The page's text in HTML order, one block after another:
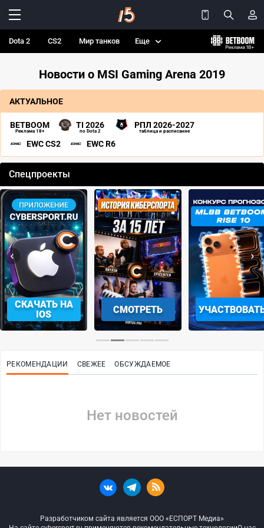
Dota 2 CS2 Мир танков Еще
Новости о MSI Gaming Arena 2019
АКТУАЛЬНОЕ
BETBOOM
Реклама 18+
TI 2026
по Dota 2
РПЛ 2026-2027
таблица и расписание
EWC CS2 EWC R6
Спецпроекты
СКАЧАТЬ НА
IOS
СМОТРЕТЬ
‹ ›
РЕКОМЕНДАЦИИ СВЕЖЕЕ ОБСУЖДАЕМОЕ
Нет новостей
Разработчиком сайта является ООО «ЕСПОРТ Медиа»